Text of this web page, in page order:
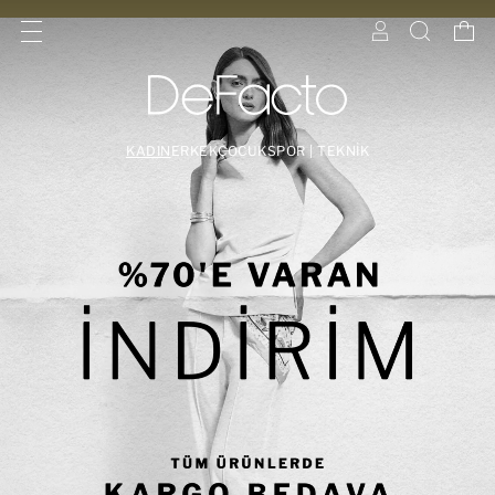
KADIN ERKEKÇOCUKSPOR | TEKNİK